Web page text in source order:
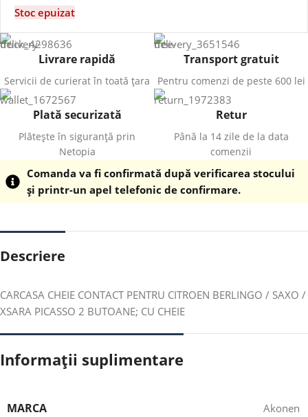
Stoc epuizat
Livrare rapidă
Servicii de curierat în toată țara
Transport gratuit
Pentru comenzi de peste 600 lei
Plată securizată
Plătește în siguranță prin
Netopia
Retur
Până la 14 zile de la data
comenzii
Comanda va fi confirmată după verificarea stocului
și printr-un apel telefonic de confirmare.
Descriere
CARCASA CHEIE CONTACT PENTRU CITROEN BERLINGO / SAXO /
XSARA PICASSO 2 BUTOANE; CU CHEIE
Informații suplimentare
MARCA Akonen